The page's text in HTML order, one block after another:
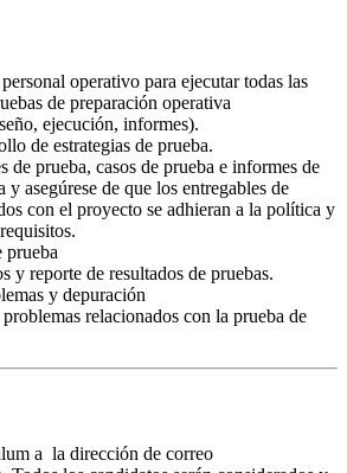
operativo para ejecutar todas las
de preparación operativa
ejecución, informes).
de estrategias de prueba.
de prueba, casos de prueba e informes de
y asegúrese de que los entregables de
con el proyecto se adhieran a la política y
prueba
y reporte de resultados de pruebas.
y depuración
relacionados con la prueba de
a la dirección de correo